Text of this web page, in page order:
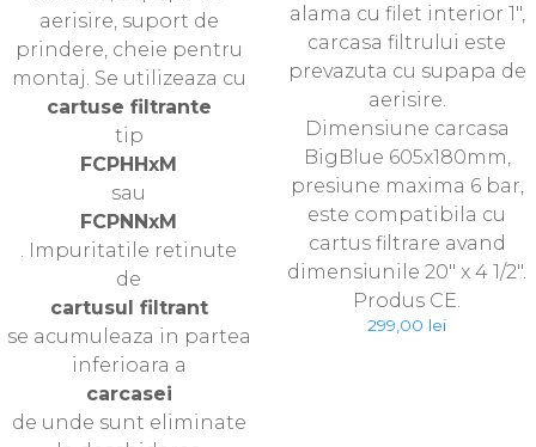
aerisire, suport de
prindere, cheie pentru
montaj. Se utilizeaza cu
cartuse filtrante
tip
FCPHHxM
sau
FCPNNxM
. Impuritatile retinute
de
cartusul filtrant
se acumuleaza in partea
inferioara a
carcasei
de unde sunt eliminate
alama cu filet interior 1″,
carcasa filtrului este
prevazuta cu supapa de
aerisire.
Dimensiune carcasa
BigBlue 605x180mm,
presiune maxima 6 bar,
este compatibila cu
cartus filtrare avand
dimensiunile 20″ x 4 1/2″.
Produs CE.
299,00 lei